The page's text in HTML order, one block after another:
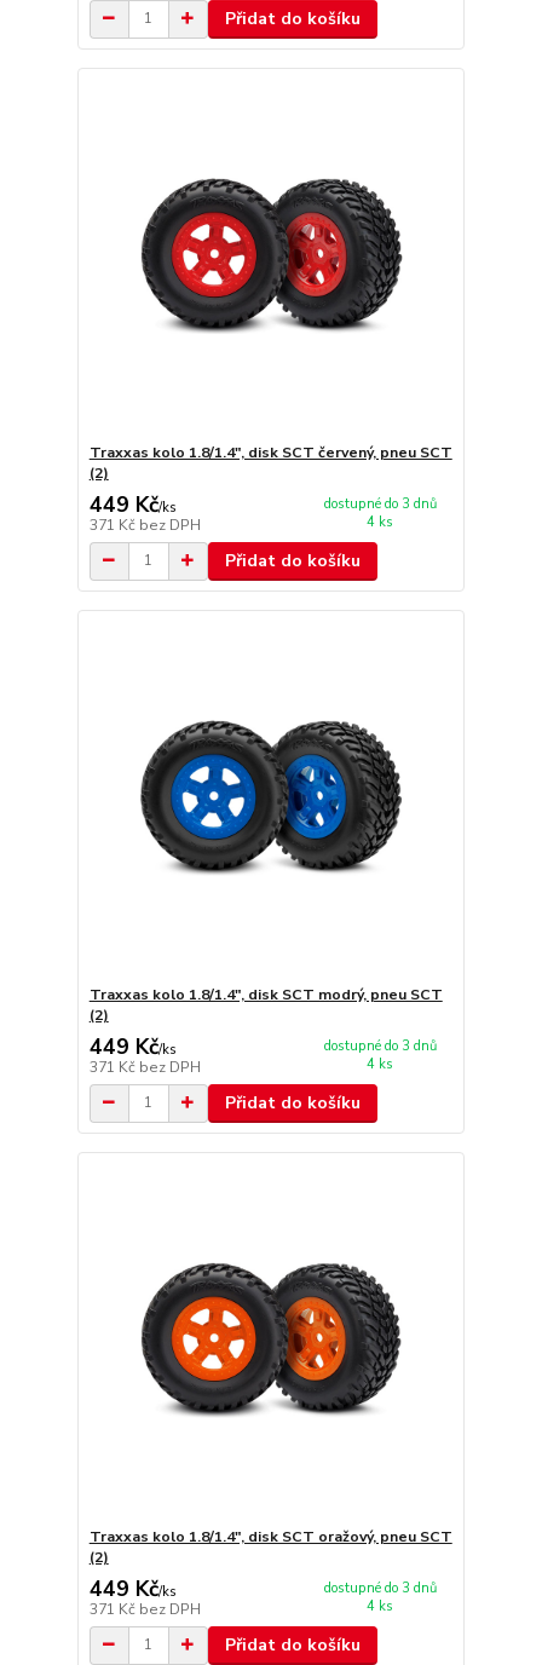
Přidat do košíku
Traxxas kolo 1.8/1.4", disk SCT červený, pneu SCT
(2)
449 Kč/ks
371 Kč bez DPH
dostupné do 3 dnů
4 ks
Přidat do košíku
Traxxas kolo 1.8/1.4", disk SCT modrý, pneu SCT
(2)
449 Kč/ks
371 Kč bez DPH
dostupné do 3 dnů
4 ks
Přidat do košíku
Traxxas kolo 1.8/1.4", disk SCT oražový, pneu SCT
(2)
449 Kč/ks
371 Kč bez DPH
dostupné do 3 dnů
4 ks
Přidat do košíku